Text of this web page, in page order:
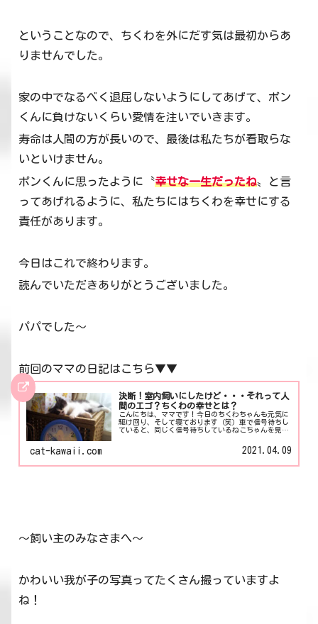
ということなので、ちくわを外にだす気は最初からあ
りませんでした。
家の中でなるべく退屈しないようにしてあげて、ポン
くんに負けないくらい愛情を注いでいきます。
寿命は人間の方が長いので、最後は私たちが看取らな
いといけません。
ポンくんに思ったように〝幸せな一生だったね〟と言
ってあげれるように、私たちにはちくわを幸せにする
責任があります。
今日はこれで終わります。
読んでいただきありがとうございました。
パパでした～
前回のママの日記はこちら▼▼
決断！室内飼いにしたけど・・・それって人
間のエゴ？ちくわの幸せとは？
こんにちは、ママです！今日のちくわちゃんも元気に
駆け回り、そして寝ております（笑）車で信号待ちし
ていると、同じく信号待ちしているねこちゃんを見る
ん。そこは車通りも割と多い道路で通勤・帰宅ラッシ
cat-kawaii.com 2021.04.09
～飼い主のみなさまへ～
かわいい我が子の写真ってたくさん撮っていますよ
ね！